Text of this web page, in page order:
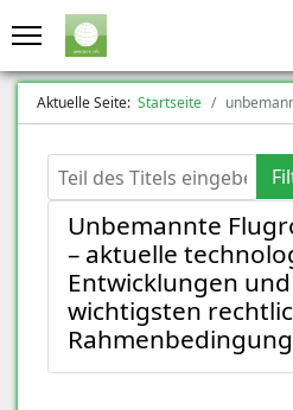
Aktuelle Seite: Startseite
Teil des Titels eingeben
Unbemannte
– aktuelle
Entwicklungen
wichtigsten